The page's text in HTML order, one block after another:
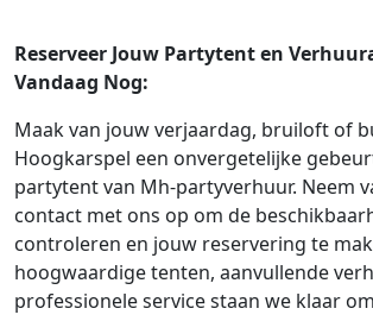
Reserveer Jouw Partytent en
Vandaag Nog:
Maak van jouw verjaardag, bruiloft of
Hoogkarspel een onvergetelijke
partytent van Mh-partyverhuur. Neem
contact met ons op om de
controleren en jouw reservering te
hoogwaardige tenten, aanvullende
professionele service staan we klaar